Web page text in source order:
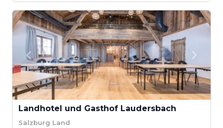
Landhotel und Gasthof Laudersbach
Salzburg Land